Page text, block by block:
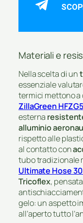
Materiali e
Nella scelta di un
essenziale
termici mettono a
ZillaGreen
esterna
alluminio
rispetto alle
al contatto con
tubo tradizionale
Ultimate Hose
Tricoflex,
gelo: un aspetto
all’aperto tutto